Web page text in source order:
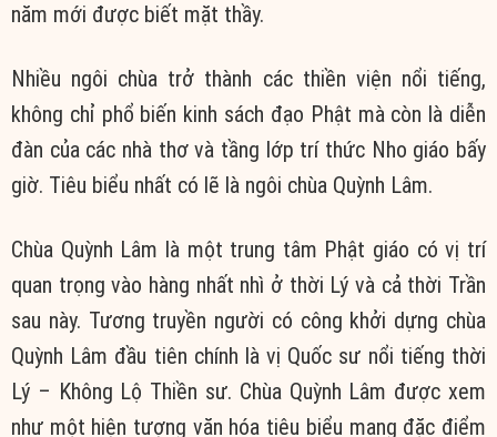
năm mới được biết mặt thầy.
Nhiều ngôi chùa trở thành các thiền viện nổi tiếng,
không chỉ phổ biến kinh sách đạo Phật mà còn là diễn
đàn của các nhà thơ và tầng lớp trí thức Nho giáo bấy
giờ. Tiêu biểu nhất có lẽ là ngôi chùa Quỳnh Lâm.
Chùa Quỳnh Lâm là một trung tâm Phật giáo có vị trí
quan trọng vào hàng nhất nhì ở thời Lý và cả thời Trần
sau này. Tương truyền người có công khởi dựng chùa
Quỳnh Lâm đầu tiên chính là vị Quốc sư nổi tiếng thời
Lý – Không Lộ Thiền sư. Chùa Quỳnh Lâm được xem
như một hiện tượng văn hóa tiêu biểu mang đặc điểm